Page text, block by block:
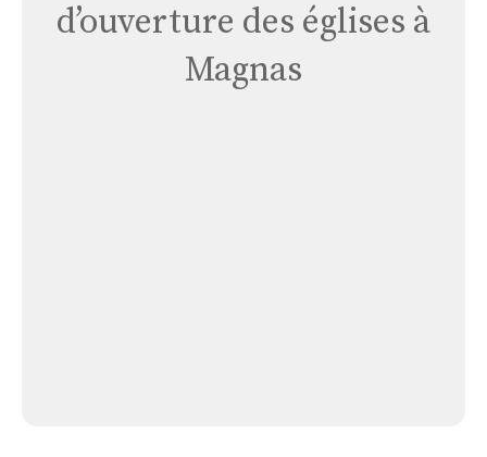
d’ouverture des églises à
Magnas